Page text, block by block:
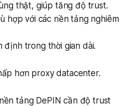
thật, giúp tăng độ trust.
hợp với các nền tảng nghiêm
định trong thời gian dài.
hơn proxy datacenter.
tảng DePIN cần độ trust